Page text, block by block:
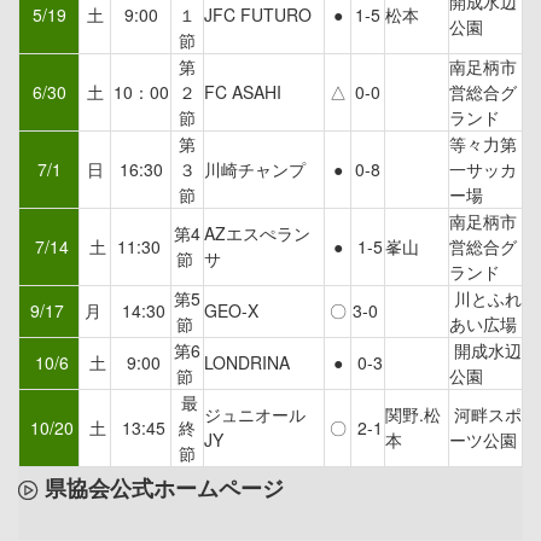
5/19 土 9:00
１
節
JFC FUTURO ● 1-5 松本
公園
6/30 土 10：00
第
２
節
FC ASAHI △ 0-0
南足柄市
営総合グ
ランド
7/1 日 16:30
第
３
節
川崎チャンプ ● 0-8
等々力第
一サッカ
ー場
7/14 土 11:30
第4
節
AZエスぺラン
サ
● 1-5峯山
南足柄市
営総合グ
ランド
9/17
月 14:30 第5
節
GEO-X 〇 3-0
川とふれ
あい広場
10/6
土 9:00 第6
節
LONDRINA ● 0-3
開成水辺
公園
10/20 土 13:45
最
終
節
ジュニオール
JY
〇 2-1
関野.松
本
河畔スポ
ーツ公園
県協会公式ホームページ